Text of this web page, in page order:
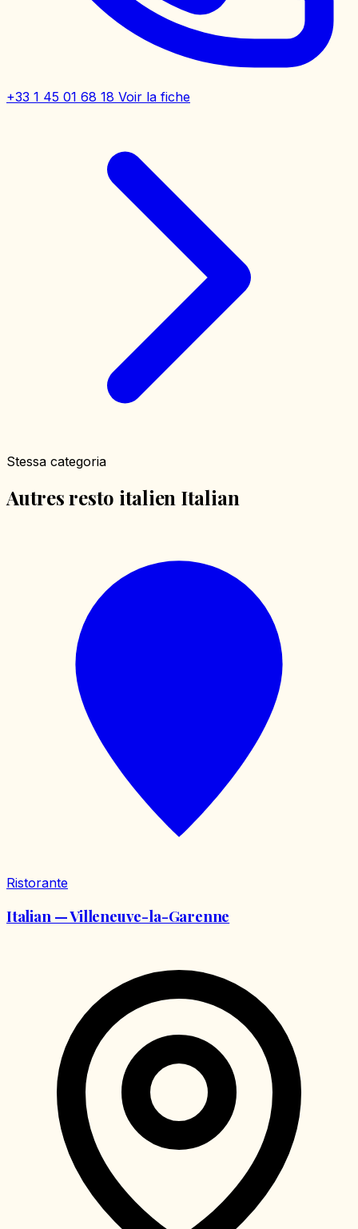
+33 1 45 01 68 18 Voir la fiche
Stessa categoria
Autres resto italien Italian
Ristorante
Italian — Villeneuve-la-Garenne